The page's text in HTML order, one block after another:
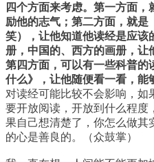
四个方面来考虑。第一方面
励他的志气；第二方面，就是
笑），让他知道他读经是应该
册，中国的、西方的画册，让
第四方面，可以有一些科普的
什么》，让他随便看一看，能
对读经可能比较不会影响，如
要开放阅读，开放到什么程度
果自己想清楚了，你怎么做其
的心是善良的。（众鼓掌）